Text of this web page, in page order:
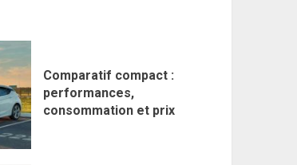
Comparatif compact :
performances,
consommation et prix